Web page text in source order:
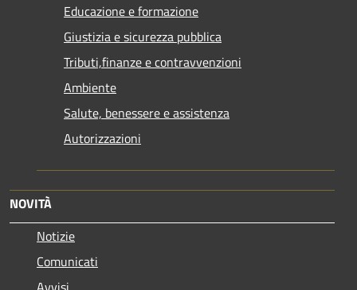
Educazione e formazione
Giustizia e sicurezza pubblica
Tributi,finanze e contravvenzioni
Ambiente
Salute, benessere e assistenza
Autorizzazioni
NOVITÀ
Notizie
Comunicati